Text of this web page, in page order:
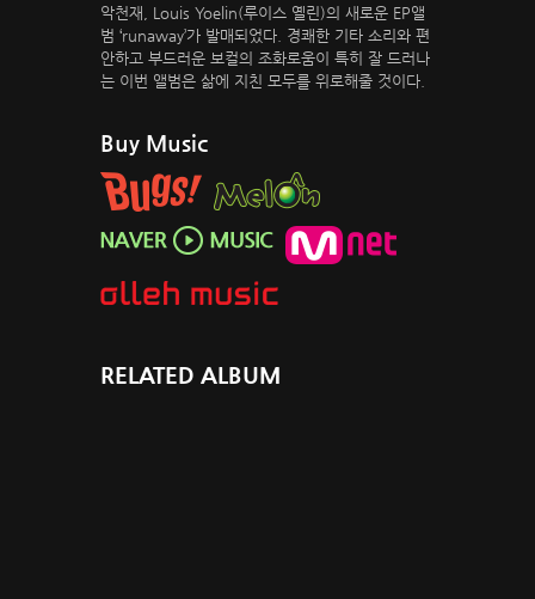
악천재, Louis Yoelin(루이스 옐린)의 새로운 EP앨
범 ‘runaway’가 발매되었다. 경쾌한 기타 소리와 편
안하고 부드러운 보컬의 조화로움이 특히 잘 드러나
는 이번 앨범은 삶에 지친 모두를 위로해줄 것이다.
Buy Music
RELATED ALBUM